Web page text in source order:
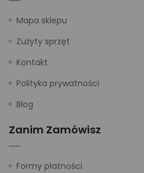
Mapa sklepu
Zużyty sprzęt
Kontakt
Polityka prywatności
Blog
Zanim Zamówisz
Formy płatności